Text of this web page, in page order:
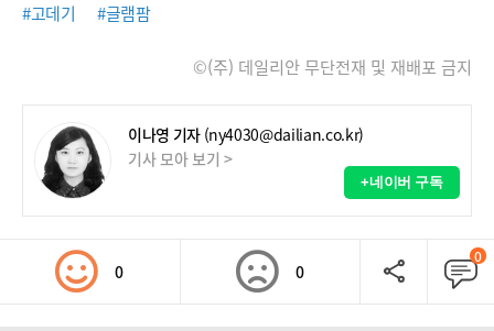
#고데기 #글램팜
©(주) 데일리안 무단전재 및 재배포 금지
이나영 기자 (ny4030@dailian.co.kr)
기사 모아 보기 >
+네이버 구독
0 0
0